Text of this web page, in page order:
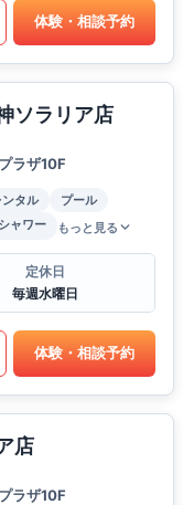
体験・相談予約
ソラリア店
ラザ10F
タル
プール
シャワー もっと見る
定休日
毎週水曜日
体験・相談予約
店
ラザ10F